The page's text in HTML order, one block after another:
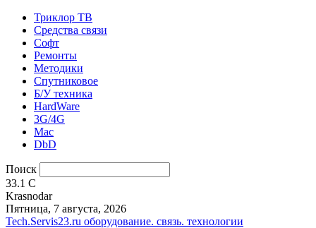
Триклор ТВ
Средства связи
Софт
Ремонты
Методики
Спутниковое
Б/У техника
HardWare
3G/4G
Mac
DbD
Поиск
33.1 C
Krasnodar
Пятница, 7 августа, 2026
Tech.Servis23.ru оборудование. связь. технологии